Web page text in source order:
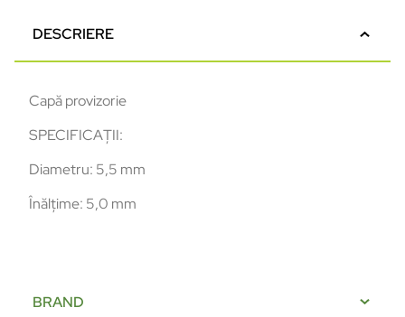
DESCRIERE
Capă provizorie
SPECIFICAȚII:
Diametru: 5,5 mm
Înălțime: 5,0 mm
BRAND